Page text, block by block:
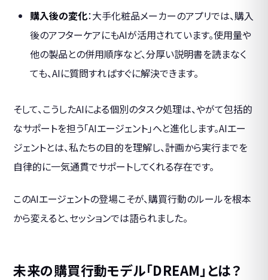
購入後の変化：大手化粧品メーカーのアプリでは、購入
後のアフターケアにもAIが活用されています。使用量や
他の製品との併用順序など、分厚い説明書を読まなく
ても、AIに質問すればすぐに解決できます。
そして、こうしたAIによる個別のタスク処理は、やがて包括的
なサポートを担う「AIエージェント」へと進化します。AIエー
ジェントとは、私たちの目的を理解し、計画から実行までを
自律的に一気通貫でサポートしてくれる存在です。
このAIエージェントの登場こそが、購買行動のルールを根本
から変えると、セッションでは語られました。
未来の購買行動モデル「DREAM」とは？